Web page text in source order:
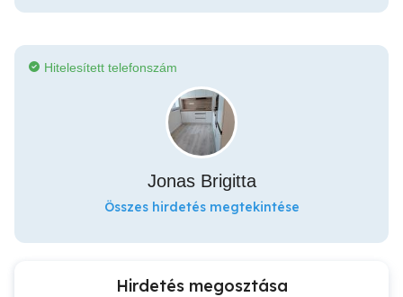
Hitelesített telefonszám
Jonas Brigitta
Összes hirdetés megtekintése
Hirdetés megosztása